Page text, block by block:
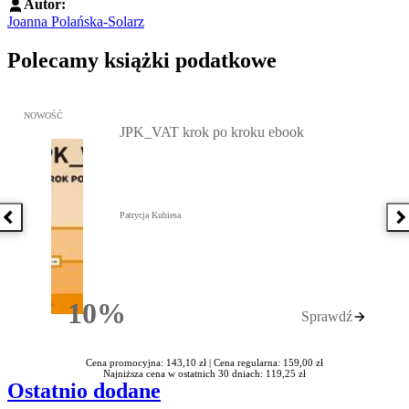
Autor:
Joanna Polańska-Solarz
Polecamy książki podatkowe
Poprzednia książka
Przejdź do: JPK_VAT krok po kroku ebook, Patrycja Kubiesa -
NOWOŚĆ
10%Rabatu
JPK_VAT krok po kroku ebook
Patrycja Kubiesa
Sprawdź
Cena promocyjna: 143,10 zł | Cena regularna: 159,00 zł
Najniższa cena w ostatnich 30 dniach: 119,25 zł
Ostatnio dodane